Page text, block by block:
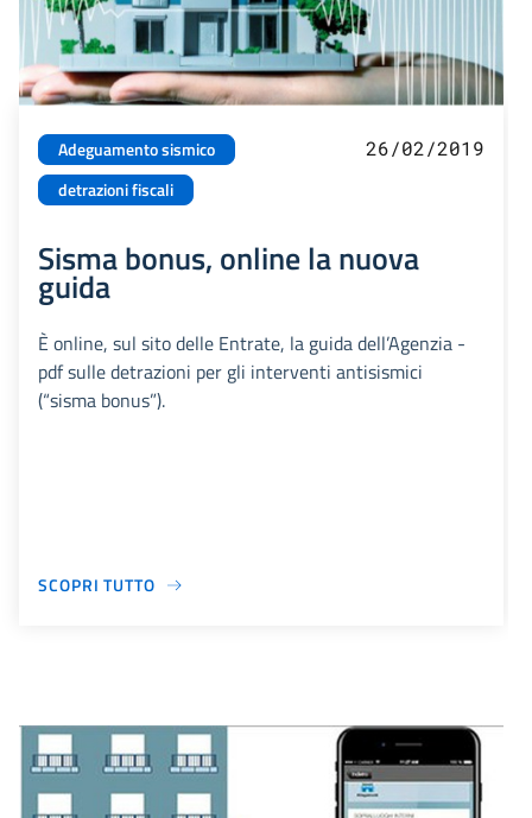
Adeguamento sismico
detrazioni fiscali
26/02/2019
Sisma bonus, online la nuova
guida
È online, sul sito delle Entrate, la guida dell’Agenzia -
pdf sulle detrazioni per gli interventi antisismici
(“sisma bonus”).
SCOPRI TUTTO